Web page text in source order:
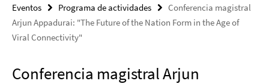
Eventos
Programa de actividades
Conferencia magistral
Arjun Appadurai: "The Future of the Nation Form in the Age of
Viral Connectivity"
Conferencia magistral Arjun